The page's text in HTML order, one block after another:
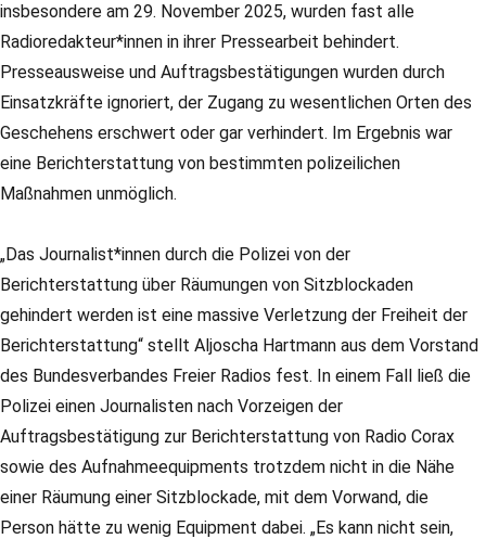
insbesondere am 29. November 2025, wurden fast alle
Radioredakteur*innen in ihrer Pressearbeit behindert.
Presseausweise und Auftragsbestätigungen wurden durch
Einsatzkräfte ignoriert, der Zugang zu wesentlichen Orten des
Geschehens erschwert oder gar verhindert. Im Ergebnis war
eine Berichterstattung von bestimmten polizeilichen
Maßnahmen unmöglich.
„Das Journalist*innen durch die Polizei von der
Berichterstattung über Räumungen von Sitzblockaden
gehindert werden ist eine massive Verletzung der Freiheit der
Berichterstattung“ stellt Aljoscha Hartmann aus dem Vorstand
des Bundesverbandes Freier Radios fest. In einem Fall ließ die
Polizei einen Journalisten nach Vorzeigen der
Auftragsbestätigung zur Berichterstattung von Radio Corax
sowie des Aufnahmeequipments trotzdem nicht in die Nähe
einer Räumung einer Sitzblockade, mit dem Vorwand, die
Person hätte zu wenig Equipment dabei. „Es kann nicht sein,